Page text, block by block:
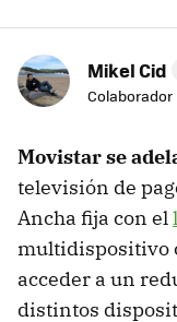
Mikel Cid
Colaborador
Movistar se
televisión de
Ancha fija con el
multidispositivo
acceder a un
distintos